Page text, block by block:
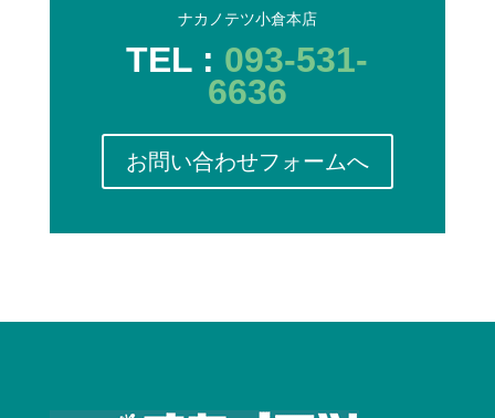
ナカノテツ小倉本店
TEL : 093-531-
6636
お問い合わせフォームへ